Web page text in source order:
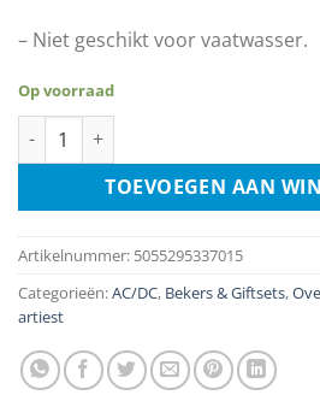
– Niet geschikt voor vaatwasser.
Op voorraad
Espresso Mok - AC/DC - Plug Me In
TOEVOEGEN AAN
Artikelnummer: 5055295337015
Categorieën:AC/DC, Bekers & Giftsets,
artiest